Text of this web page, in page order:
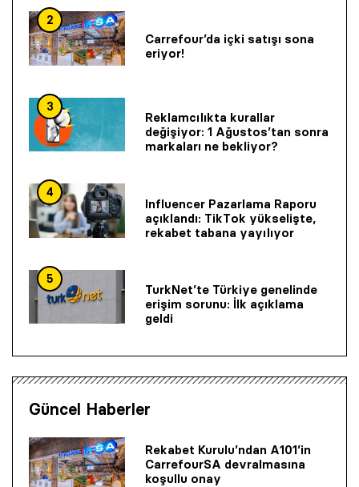
2
Carrefour’da içki satışı sona
eriyor!
3
Reklamcılıkta kurallar
değişiyor: 1 Ağustos’tan sonra
markaları ne bekliyor?
4
Influencer Pazarlama Raporu
açıklandı: TikTok yükselişte,
rekabet tabana yayılıyor
5
TurkNet’te Türkiye genelinde
erişim sorunu: İlk açıklama
geldi
Güncel Haberler
Rekabet Kurulu’ndan A101’in
CarrefourSA devralmasına
koşullu onay